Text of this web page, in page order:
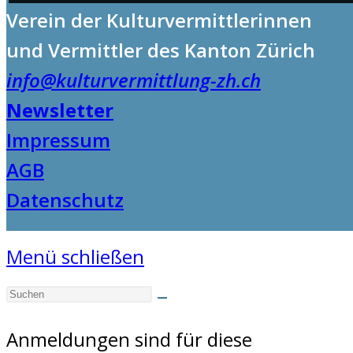
Verein der Kulturvermittlerinnen
und Vermittler des Kanton Zürich
info@kulturvermittlung-zh.ch
Newsletter
Impressum
AGB
Datenschutz
Menü schließen
Anmeldungen sind für diese